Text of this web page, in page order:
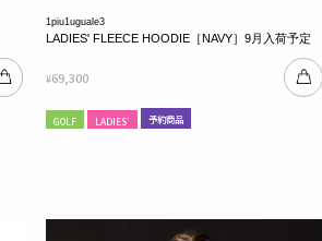
1piu1uguale3
LADIES' FLEECE HOODIE［NAVY］9月入荷予定
¥69,300
GOLF LADIES' 予約商品